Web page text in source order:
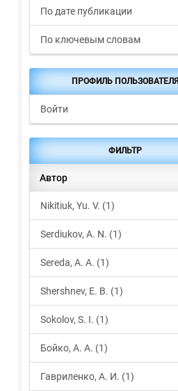
По дате публикации
По ключевым словам
ПРОФИЛЬ ПОЛЬЗОВАТЕЛЯ
Войти
ФИЛЬТР
Автор
Nikitiuk, Yu. V. (1)
Serdiukov, A. N. (1)
Sereda, A. A. (1)
Shershnev, E. B. (1)
Sokolov, S. I. (1)
Бойко, А. А. (1)
Гавриленко, А. И. (1)